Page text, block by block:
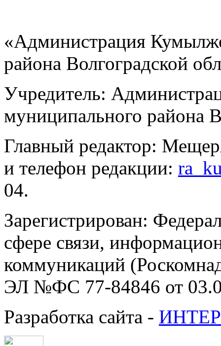
«Администрация
района Волгоградской
Учредитель:
муниципального района
Главный редактор:
и телефон редакции:
04.
Зарегистрирован:
сфере связи,
коммуникаций
ЭЛ №ФС 77-84846 от
Разработка сайта -